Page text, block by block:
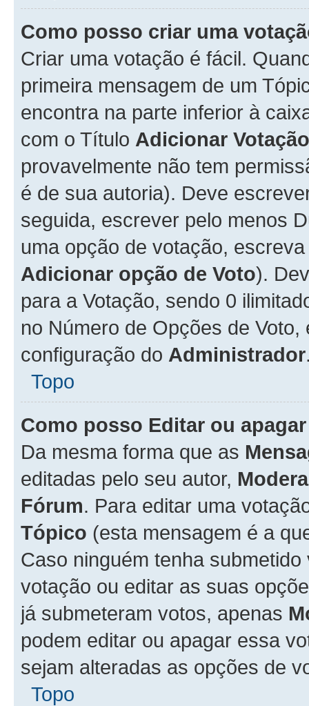
Como posso criar uma
Criar uma votação é fácil.
primeira mensagem de um
encontra na parte inferior à
com o Título Adicionar Votação
provavelmente não tem
é de sua autoria). Deve
seguida, escrever pelo menos
uma opção de votação,
Adicionar opção de Voto).
para a Votação, sendo 0
no Número de Opções de
configuração do Administrador
Topo
Como posso Editar ou
Da mesma forma que as
editadas pelo seu autor,
Fórum. Para editar uma
Tópico (esta mensagem é a
Caso ninguém tenha
votação ou editar as suas
já submeteram votos, apenas
podem editar ou apagar essa
sejam alteradas as opções de
Topo